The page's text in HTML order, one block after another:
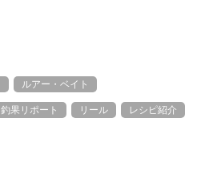
ルアー・ベイト
釣果リポート リール レシピ紹介